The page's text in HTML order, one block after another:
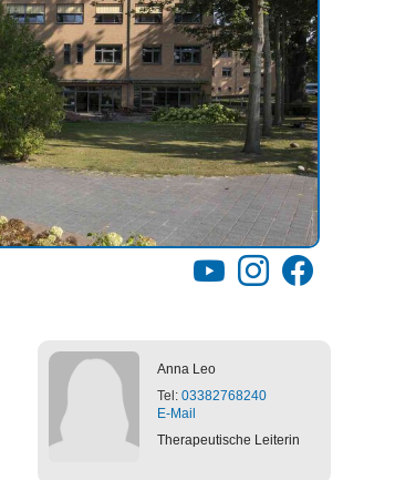
YouTubeInstagramFacebook
AnnaLeo
Tel: 03382768240
E-Mail
Therapeutische Leiterin